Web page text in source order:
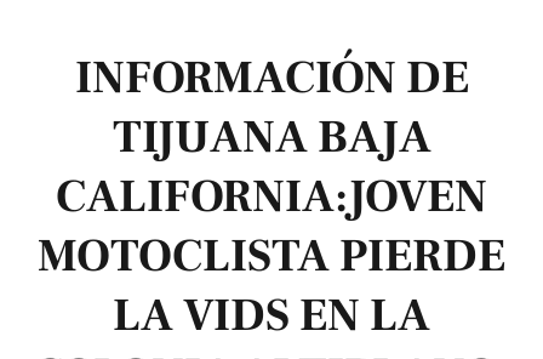
INFORMACIÓN DE
TIJUANA BAJA
CALIFORNIA:JOVEN
MOTOCLISTA PIERDE
LA VIDS EN LA